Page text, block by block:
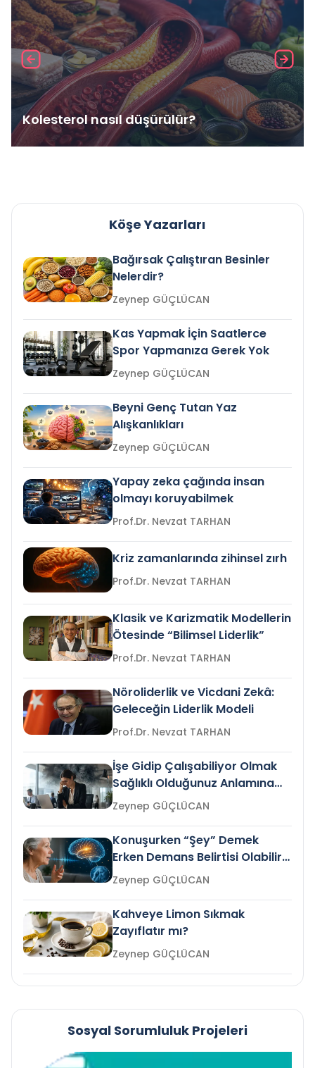
Kolesterol nasıl düşürülür?
Köşe Yazarları
Bağırsak Çalıştıran Besinler
Nelerdir?
Zeynep GÜÇLÜCAN
Kas Yapmak İçin Saatlerce
Spor Yapmanıza Gerek Yok
Zeynep GÜÇLÜCAN
Beyni Genç Tutan Yaz
Alışkanlıkları
Zeynep GÜÇLÜCAN
Yapay zeka çağında insan
olmayı koruyabilmek
Prof.Dr. Nevzat TARHAN
Kriz zamanlarında zihinsel zırh
Prof.Dr. Nevzat TARHAN
Klasik ve Karizmatik Modellerin
Ötesinde “Bilimsel Liderlik”
Prof.Dr. Nevzat TARHAN
Nöroliderlik ve Vicdani Zekâ:
Geleceğin Liderlik Modeli
Prof.Dr. Nevzat TARHAN
İşe Gidip Çalışabiliyor Olmak
Sağlıklı Olduğunuz Anlamına
Gelir mi?Zeynep GÜÇLÜCAN
Konuşurken “Şey” Demek
Erken Demans Belirtisi Olabilir
mi?
Zeynep GÜÇLÜCAN
Kahveye Limon Sıkmak
Zayıflatır mı?
Zeynep GÜÇLÜCAN
Sosyal Sorumluluk Projeleri